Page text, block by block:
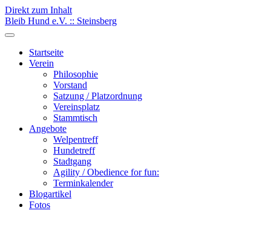
Direkt zum Inhalt
Bleib Hund e.V. :: Steinsberg
Startseite
Verein
Philosophie
Vorstand
Satzung / Platzordnung
Vereinsplatz
Stammtisch
Angebote
Welpentreff
Hundetreff
Stadtgang
Agility / Obedience for fun:
Terminkalender
Blogartikel
Fotos